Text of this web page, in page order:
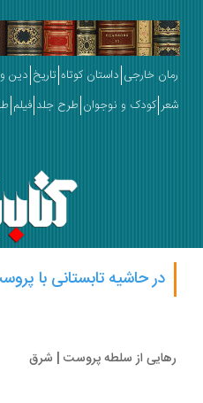
خارجی داستان کوتاه تاریخ دین و فلسفه
کودک و نوجوان طرح جلد فیلم طنز
در حاشیه تابستانی با پروست |
از سلطه پروست | شرق